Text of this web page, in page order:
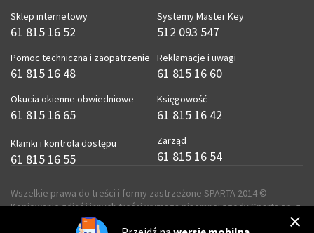
Sklep internetowy
61 815 16 52
Pomoc techniczna i zaopatrzenie
61 815 16 48
Okucia okienne obwiedniowe
61 815 16 65
Klamki i kontrola dostępu
61 815 16 55
Systemy Master Key
512 093 547
Reklamacje i uwagi
61 815 16 60
Księgowość
61 815 16 42
Zarząd
61 815 16 54
Wszelkie prawa do treści i formy zastrzeżone SPARTA 2014 ©
Kopiowanie zdjęć i innych treści wymaga pisemnej zgody Sparta sp. z